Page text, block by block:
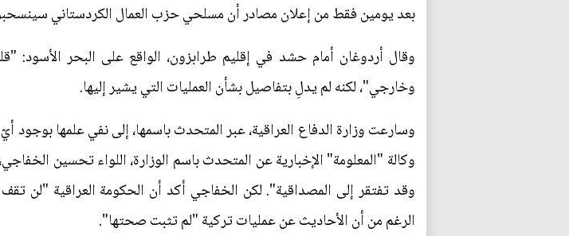
بعد يومين فقط من إعلان مصادر أن مسلحي حزب العمال الكردستاني
وقال أردوغان أمام حشد في إقليم طرابزون، الواقع على البحر الأسود:
وخارجي"، لكنه لم يدلِ بتفاصيل بشأن العمليات التي يشير إليها.
وسارعت وزارة الدفاع العراقية، عبر المتحدث باسمها، إلى نفي علمها
وكالة "المعلومة" الإخبارية عن المتحدث باسم الوزارة، اللواء تحسين
وقد تفتقر إلى المصداقية". لكن الخفاجي أكد أن الحكومة العراقية "لن
الرغم من أن الأحاديث عن عمليات تركية "لم تثبت صحتها".